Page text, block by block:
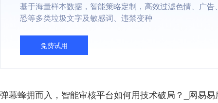
基于海量样本数据，智能策略定制，高效过滤色情、广告
恐等多类垃圾文字及敏感词、违禁变种
免费试用
弹幕蜂拥而入，智能审核平台如何用技术破局？_网易易